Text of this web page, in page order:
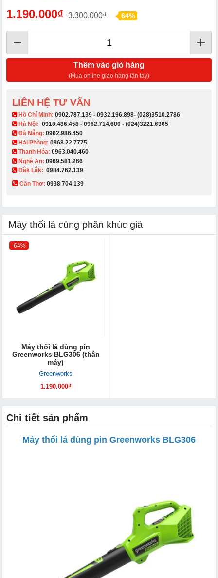
1.190.000₫ 3.300.000₫ 64%
Thêm vào giỏ hàng
(Mua online giao hàng tận tay)
LIÊN HỆ TƯ VẤN
​ Hồ Chí Minh: 0902.787.139 - 0932.196.898- (028)3510.2786
Hà Nội: 0918.486.458 - 0962.714.680 - (024)3221.6365
Đà Nẵng: 0962.986.450
Hải Phòng: 0868.22.7775
Thanh Hóa: 0963.040.460
Nghệ An: 0969.581.266
Đắk Lắk: 0984.762.139
Cần Thơ: 0938 704 139​
Máy thổi lá cùng phân khúc giá
-64%
Máy thổi lá dùng pin
Greenworks BLG306 (thân
máy)
Greenworks
1.190.000₫
Chi tiết sản phẩm
Máy thổi lá dùng pin Greenworks BLG306